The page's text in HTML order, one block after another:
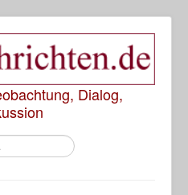
Dialog,